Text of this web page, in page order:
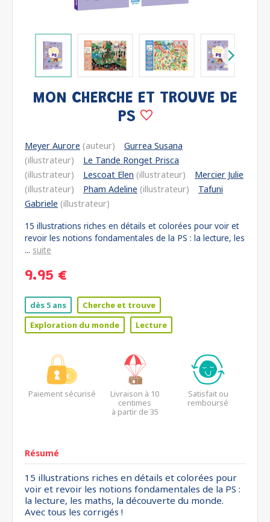
MON CHERCHE ET TROUVE DE
PS
Meyer Aurore (auteur)
Gurrea Susana
(illustrateur)
Le Tande Ronget Prisca
(illustrateur)
Lescoat Elen (illustrateur)
Mercier Julie
(illustrateur)
Pham Adeline (illustrateur)
Tafuni
Gabriele (illustrateur)
15 illustrations riches en détails et colorées pour voir et
revoir les notions fondamentales de la PS : la lecture, les
... suite
9.95 €
dès 5 ans
Cherche et trouve
Exploration du monde
Lecture
Paiement sécurisé
Livraison à 10
centimes
à partir de 35
Satisfait ou
remboursé
Résumé
15 illustrations riches en détails et colorées pour
voir et revoir les notions fondamentales de la PS :
la lecture, les maths, la découverte du monde.
Avec tous les corrigés !